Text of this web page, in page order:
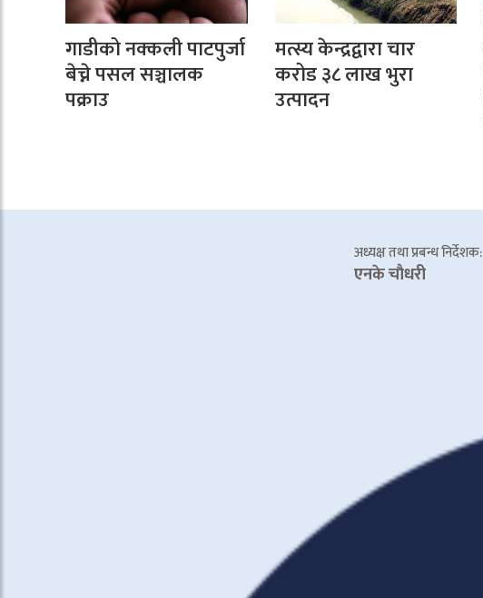
गाडीको नक्कली पाटपुर्जा
बेच्ने पसल सञ्चालक
पक्राउ
मत्स्य केन्द्रद्वारा चार
करोड ३८ लाख भुरा
उत्पादन
अध्यक्ष तथा प्रबन्ध निर्देशक:
एनके चाैधरी